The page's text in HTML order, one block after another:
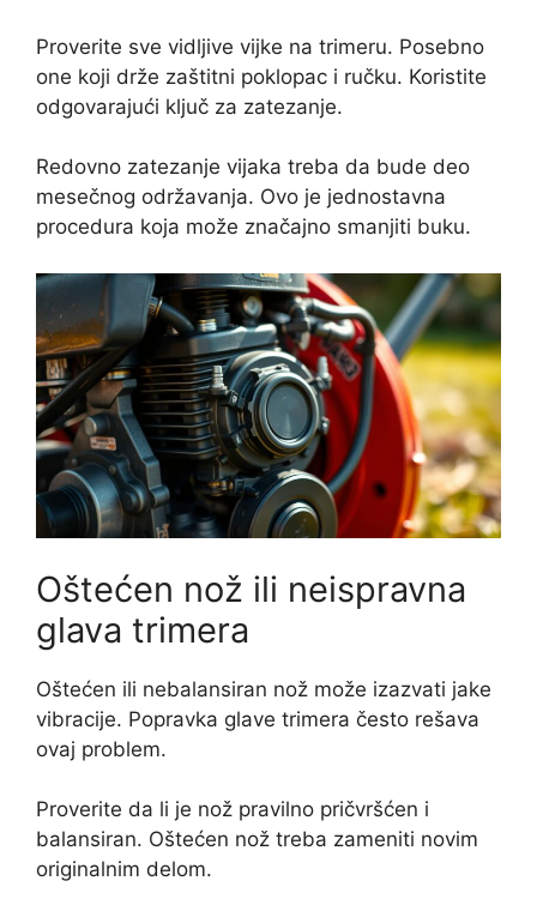
Proverite sve vidljive vijke na trimeru. Posebno
one koji drže zaštitni poklopac i ručku. Koristite
odgovarajući ključ za zatezanje.
Redovno zatezanje vijaka treba da bude deo
mesečnog održavanja. Ovo je jednostavna
procedura koja može značajno smanjiti buku.
Oštećen nož ili neispravna
glava trimera
Oštećen ili nebalansiran nož može izazvati jake
vibracije. Popravka glave trimera često rešava
ovaj problem.
Proverite da li je nož pravilno pričvršćen i
balansiran. Oštećen nož treba zameniti novim
originalnim delom.